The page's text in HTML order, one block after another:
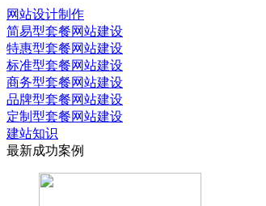
网站设计制作
简易型套餐网站建设
特惠型套餐网站建设
标准型套餐网站建设
商务型套餐网站建设
品牌型套餐网站建设
定制型套餐网站建设
建站知识
最新成功案例